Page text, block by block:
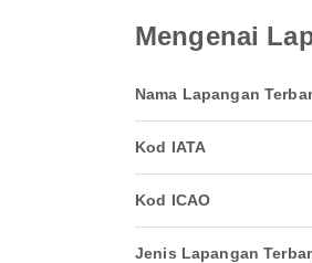
Mengenai
Nama Lapangan
Kod IATA
Kod ICAO
Jenis Lapangan